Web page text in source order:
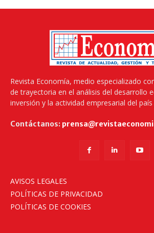
Revista Economía, medio especializado
de trayectoria en el análisis del desarrollo
inversión y la actividad empresarial del
Contáctanos:
AVISOS LEGALES
POLÍTICAS DE PRIVACIDAD
POLÍTICAS DE COOKIES